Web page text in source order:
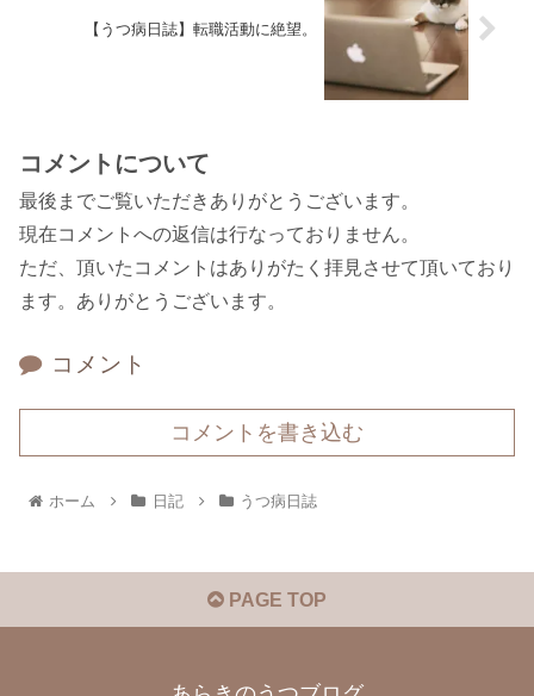
【うつ病日誌】転職活動に絶望。
コメントについて
最後までご覧いただきありがとうございます。
現在コメントへの返信は行なっておりません。
ただ、頂いたコメントはありがたく拝見させて頂いており
ます。ありがとうございます。
コメント
コメントを書き込む
ホーム 日記 うつ病日誌
PAGE TOP